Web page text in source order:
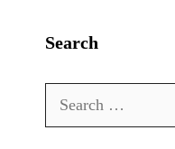
Search
Search
for: